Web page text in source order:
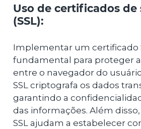
Uso de certificados de
(SSL):
Implementar um certificado
fundamental para proteger
entre o navegador do
SSL criptografa os dados
garantindo a
das informações. Além
SSL ajudam a estabelecer